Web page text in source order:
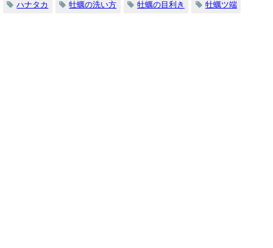
ハナタカ 牡蠣の洗い方 牡蠣の目利き 牡蠣ツ端